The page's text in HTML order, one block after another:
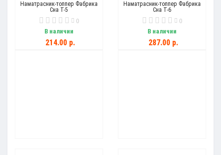
Наматрасник-топпер Фабрика
Сна Т-5
0
В наличии
214.00 р.
Наматрасник-топпер Фабрика
Сна Т-6
0
В наличии
287.00 р.